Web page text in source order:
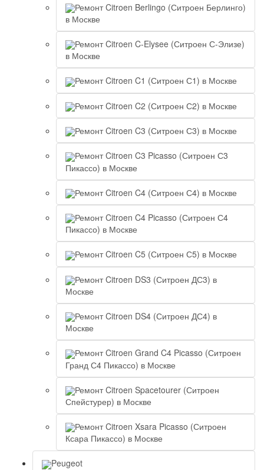
Ремонт Citroen Berlingo (Ситроен Берлинго)
в Москве
Ремонт Citroen C-Elysee (Ситроен С-Элизе)
в Москве
Ремонт Citroen C1 (Ситроен С1) в Москве
Ремонт Citroen C2 (Ситроен С2) в Москве
Ремонт Citroen C3 (Ситроен С3) в Москве
Ремонт Citroen C3 Picasso (Ситроен С3
Пикассо) в Москве
Ремонт Citroen C4 (Ситроен С4) в Москве
Ремонт Citroen C4 Picasso (Ситроен С4
Пикассо) в Москве
Ремонт Citroen C5 (Ситроен С5) в Москве
Ремонт Citroen DS3 (Ситроен ДС3) в
Москве
Ремонт Citroen DS4 (Ситроен ДС4) в
Москве
Ремонт Citroen Grand C4 Picasso (Ситроен
Гранд С4 Пикассо) в Москве
Ремонт Citroen Spacetourer (Ситроен
Спейстурер) в Москве
Ремонт Citroen Xsara Picasso (Ситроен
Ксара Пикассо) в Москве
Peugeot